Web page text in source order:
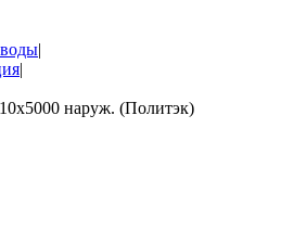
|
|
наруж. (Политэк)